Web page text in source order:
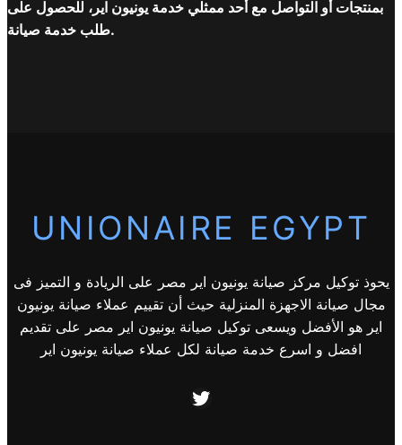
بمنتجات أو التواصل مع أحد ممثلي خدمة يونيون اير، للحصول على
طلب خدمة صيانة.
UNIONAIRE EGYPT
يحوذ توكيل مركز صيانة يونيون اير مصر على الريادة و التميز فى
مجال صيانة الاجهزة المنزلية حيث أن تقييم عملاء صيانة يونيون
اير هو الأفضل ويسعى توكيل صيانة يونيون اير مصر على تقديم
افضل و اسرع خدمة صيانة لكل عملاء صيانة يونيون اير
Twitter